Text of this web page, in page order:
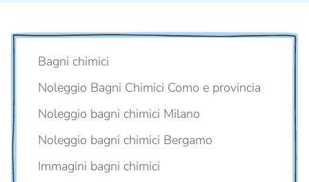
Bagni chimici
Noleggio Bagni Chimici Como e provincia
Noleggio bagni chimici Milano
Noleggio bagni chimici Bergamo
Immagini bagni chimici